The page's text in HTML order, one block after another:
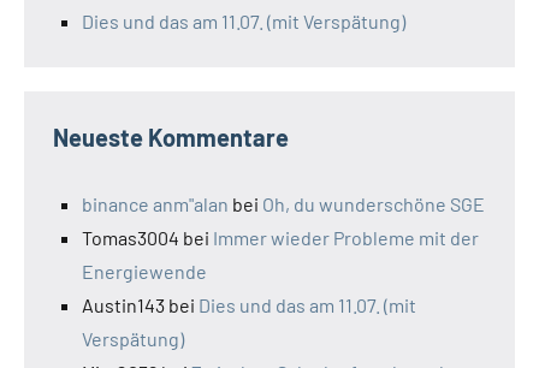
Dies und das am 11.07. (mit Verspätung)
Neueste Kommentare
binance anm"alan bei Oh, du wunderschöne SGE
Tomas3004 bei Immer wieder Probleme mit der
Energiewende
Austin143 bei Dies und das am 11.07. (mit
Verspätung)